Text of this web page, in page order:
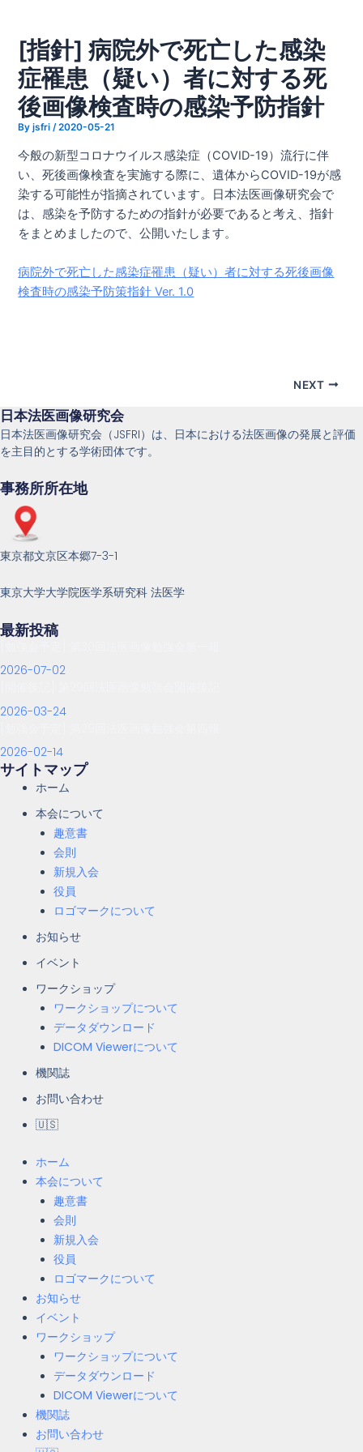
[指針] 病院外で死亡した感染
症罹患（疑い）者に対する死
後画像検査時の感染予防指針
Byjsfri /2020-05-21
今般の新型コロナウイルス感染症（COVID-19）流行に伴
い、死後画像検査を実施する際に、遺体からCOVID-19が感
染する可能性が指摘されています。日本法医画像研究会で
は、感染を予防するための指針が必要であると考え、指針
をまとめましたので、公開いたします。
病院外で死亡した感染症罹患（疑い）者に対する死後画像
検査時の感染予防策指針 Ver. 1.0
NEXT
日本法医画像研究会
日本法医画像研究会（JSFRI）は、日本における法医画像の発展と評価
を主目的とする学術団体です。
事務所所在地
東京都文京区本郷7-3-1
東京大学大学院医学系研究科 法医学
最新投稿
2026-07-02
2026-03-24
2026-02-14
サイトマップ
ホーム
本会について
趣意書
会則
新規入会
役員
ロゴマークについて
お知らせ
イベント
ワークショップ
ワークショップについて
データダウンロード
DICOM Viewerについて
機関誌
お問い合わせ
🇺🇸
ホーム
本会について
趣意書
会則
新規入会
役員
ロゴマークについて
お知らせ
イベント
ワークショップ
ワークショップについて
データダウンロード
DICOM Viewerについて
機関誌
お問い合わせ